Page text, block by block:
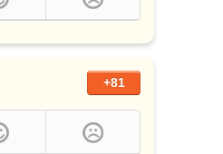
+81